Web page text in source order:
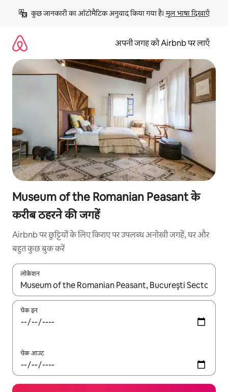
छोड़कर
कॉन्टेंट
कुछ जानकारी का ऑटोमैटिक अनुवाद किया गया है। मूल भाषा दिखाएँ
अपनी जगह को Airbnb पर लाएँ
Museum of the Romanian Peasant के
करीब ठहरने की जगहें
Airbnb पर छुट्टियों के लिए किराए पर उपलब्ध अनोखी जगहें, घर और
बहुत कुछ बुक करें
लोकेशन
नतीजों के उपलब्ध होने पर, अप और डाउन 'ऐरो की' का इस्तेमाल करके नेविगेट
चेक इन
चेक आउट